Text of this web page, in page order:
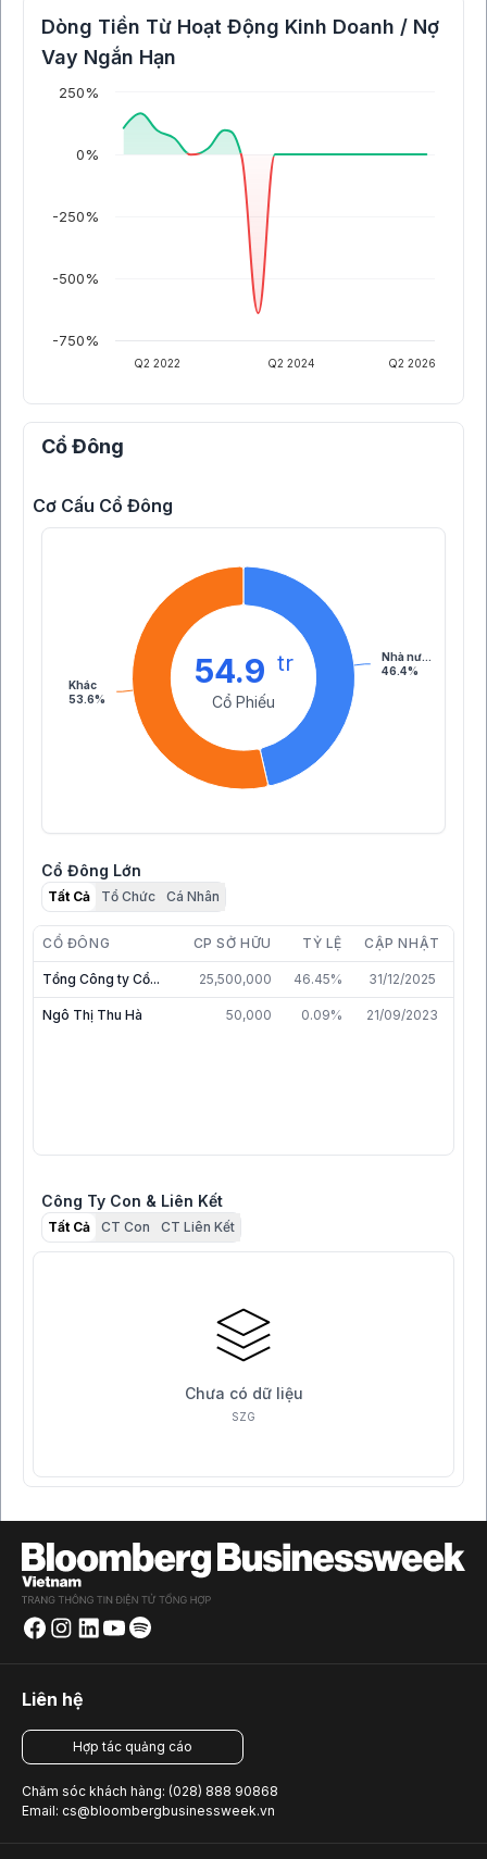
Dòng Tiền Từ Hoạt Động Kinh Doanh / Nợ
Vay Ngắn Hạn
Q2 2022 Q2 2024 Q2 2026
-750%
-500%
-250%
0%
250%
Cổ Đông
Cơ Cấu Cổ Đông
Nhà nư…
46.4%
Khác
53.6%
54.9 tr
Cổ Phiếu
Cổ Đông Lớn
Tất Cả Tổ Chức Cá Nhân
CỔ ĐÔNG CP SỞ HỮU TỶ LỆ CẬP NHẬT
Tổng Công ty Cổ... 25,500,000 46.45% 31/12/2025
Ngô Thị Thu Hà 50,000 0.09% 21/09/2023
Công Ty Con & Liên Kết
Tất Cả CT Con CT Liên Kết
Chưa có dữ liệu
SZG
Liên hệ
Hợp tác quảng cáo
Chăm sóc khách hàng: (028) 888 90868
Email: cs@bloombergbusinessweek.vn